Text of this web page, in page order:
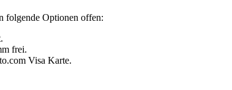
folgende Optionen offen:
frei.
Visa Karte.